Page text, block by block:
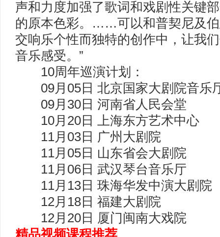
声和力度加强了歌词和戏剧性关键
的原本色彩。……可以和普契尼及
交响乐个性而独特的创作中，让我
音乐感受。”
10周年巡演计划：
09月05日 北京国家大剧院音乐
09月30日 河南省人民会堂
10月20日 上海东方艺术中心
11月03日 广州大剧院
11月05日 山东省会大剧院
11月06日 武汉琴台音乐厅
11月13日 珠海华发中演大剧院
12月18日 福建大剧院
12月20日 厦门闽南大戏院
精品视频课程推荐